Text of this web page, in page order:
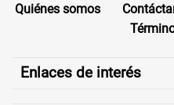
Quiénes somos
Enlaces de interés